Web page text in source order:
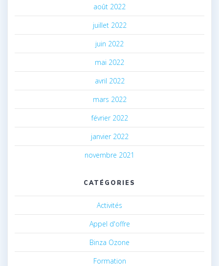
août 2022
juillet 2022
juin 2022
mai 2022
avril 2022
mars 2022
février 2022
janvier 2022
novembre 2021
CATÉGORIES
Activités
Appel d'offre
Binza Ozone
Formation